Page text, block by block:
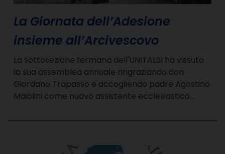
La Giornata dell’Adesione
insieme all’Arcivescovo
La sottosezione fermana dell'UNITALSI ha vissuto
la sua assemblea annuale ringraziando don
Giordano Trapasso e accogliendo padre Agostino
Maiolini come nuovo assistente ecclesiastico…